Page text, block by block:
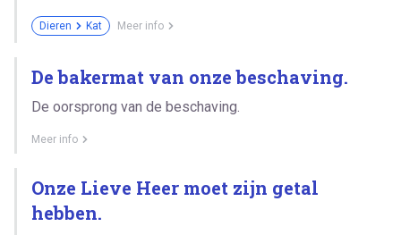
Dieren Kat Meer info
De bakermat van onze beschaving.
De oorsprong van de beschaving.
Meer info
Onze Lieve Heer moet zijn getal
hebben.